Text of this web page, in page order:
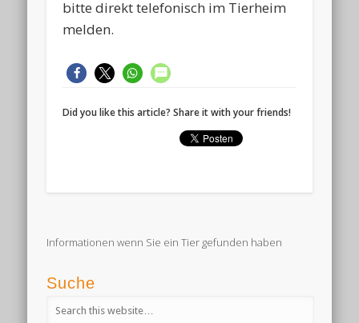
bitte direkt telefonisch im Tierheim
melden.
Did you like this article? Share it with your friends!
Informationen wenn Sie ein Tier gefunden haben
Suche